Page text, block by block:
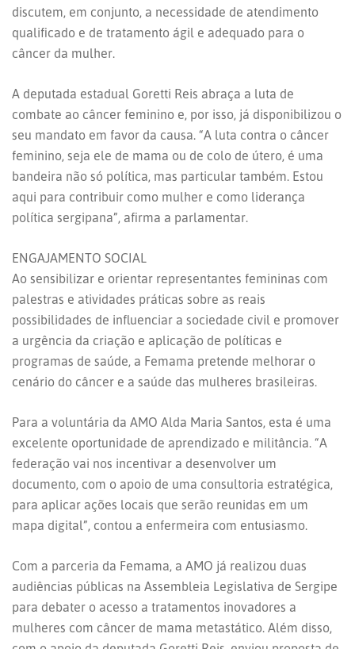
discutem, em conjunto, a necessidade de atendimento
qualificado e de tratamento ágil e adequado para o
câncer da mulher.
A deputada estadual Goretti Reis abraça a luta de
combate ao câncer feminino e, por isso, já disponibilizou o
seu mandato em favor da causa. “A luta contra o câncer
feminino, seja ele de mama ou de colo de útero, é uma
bandeira não só política, mas particular também. Estou
aqui para contribuir como mulher e como liderança
política sergipana”, afirma a parlamentar.
ENGAJAMENTO SOCIAL
Ao sensibilizar e orientar representantes femininas com
palestras e atividades práticas sobre as reais
possibilidades de influenciar a sociedade civil e promover
a urgência da criação e aplicação de políticas e
programas de saúde, a Femama pretende melhorar o
cenário do câncer e a saúde das mulheres brasileiras.
Para a voluntária da AMO Alda Maria Santos, esta é uma
excelente oportunidade de aprendizado e militância. “A
federação vai nos incentivar a desenvolver um
documento, com o apoio de uma consultoria estratégica,
para aplicar ações locais que serão reunidas em um
mapa digital”, contou a enfermeira com entusiasmo.
Com a parceria da Femama, a AMO já realizou duas
audiências públicas na Assembleia Legislativa de Sergipe
para debater o acesso a tratamentos inovadores a
mulheres com câncer de mama metastático. Além disso,